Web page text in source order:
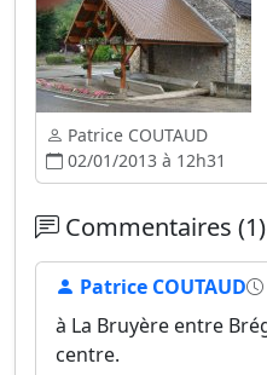
Patrice COUTAUD
02/01/2013 à 12h31
Commentaires (1)
Patrice COUTAUD
à La Bruyère entre
centre.